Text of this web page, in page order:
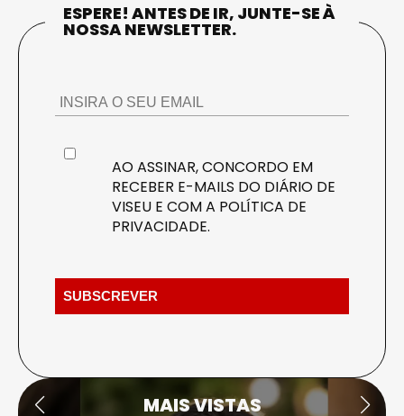
ESPERE! ANTES DE IR, JUNTE-SE À
NOSSA NEWSLETTER.
AO ASSINAR, CONCORDO EM
RECEBER E-MAILS DO DIÁRIO DE
VISEU E COM A POLÍTICA DE
PRIVACIDADE.
MAIS VISTAS